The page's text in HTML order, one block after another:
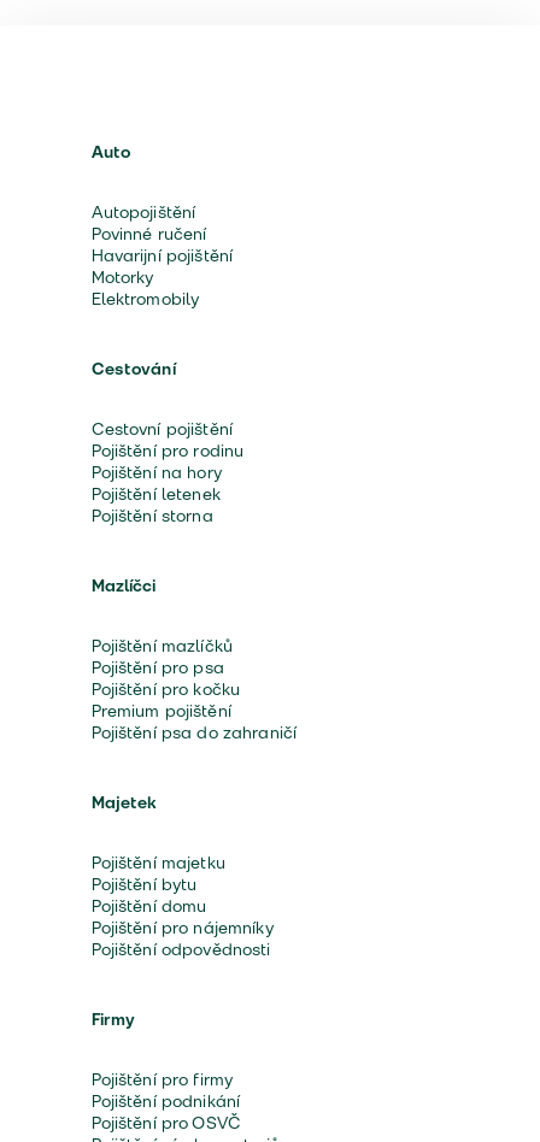
Auto
Autopojištění
Povinné ručení
Havarijní pojištění
Motorky
Elektromobily
Cestování
Cestovní pojištění
Pojištění pro rodinu
Pojištění na hory
Pojištění letenek
Pojištění storna
Mazlíčci
Pojištění mazlíčků
Pojištění pro psa
Pojištění pro kočku
Premium pojištění
Pojištění psa do zahraničí
Majetek
Pojištění majetku
Pojištění bytu
Pojištění domu
Pojištění pro nájemníky
Pojištění odpovědnosti
Firmy
Pojištění pro firmy
Pojištění podnikání
Pojištění pro OSVČ